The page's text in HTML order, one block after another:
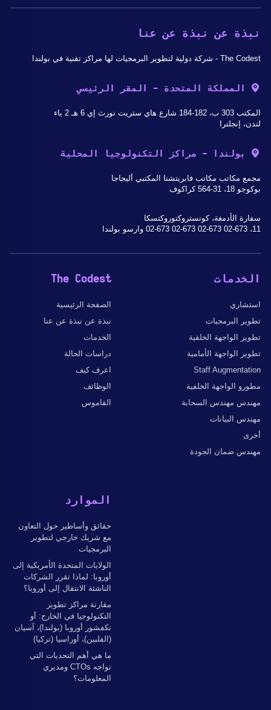
نبذة عن نبذة عن عنا
The Codest - شركة دولية لتطوير البرمجيات لها مراكز تقنية في بولندا
المملكة المتحدة - المقر الرئيسي
المكتب 303 ب، 182-184 شارع هاي ستريت نورث إي 6 هـ 2 ياء
لندن، إنجلترا
بولندا - مراكز التكنولوجيا المحلية
مجمع مكاتب مكاتب فابريتشنا المكتبي أليجاجا
بوكوجو 18، 31-564 كراكوف
سفارة الأدمغة، كونستروكتوروكتسكا
11، 02-673 02-673 02-673 02-673 وارسو بولندا
The Codest
الصفحة الرئيسية
نبذة عن نبذة عن عنا
الخدمات
دراسات الحالة
اعرف كيف
الوظائف
القاموس
الخدمات
استشاري
تطوير البرمجيات
تطوير الواجهة الخلفية
تطوير الواجهة الأمامية
Staff Augmentation
مطورو الواجهة الخلفية
مهندس مهندس السحابة
مهندس البيانات
أخرى
مهندس ضمان الجودة
الموارد
حقائق وأساطير حول التعاون
مع شريك خارجي لتطوير
البرمجيات
الولايات المتحدة الأمريكية إلى
أوروبا: لماذا تقرر الشركات
الناشئة الانتقال إلى أوروبا؟
مقارنة مراكز تطوير
التكنولوجيا في الخارج: أو
تكفشور أوروبا (بولندا)، آسيان
(الفلبين)، أوراسيا (تركيا)
ما هي أهم التحديات التي
تواجه CTOs ومديري
المعلومات؟